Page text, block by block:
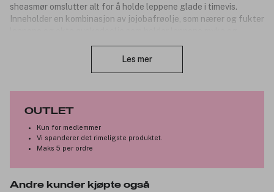
sheasmør omslutter alt for å holde leppene glade i timevis.
Inneholder en kombinasjon av jojobafrøolje, som nærer og fukter
fuktighet. Passer alle hudtyper.
Fuktighetsgivende med et hint av farge.
Florence by Mills ble skapt av kjærlighet av Millie Bobby Brown
(aka Mills) og handler om å definere våre egne vilkår til
skjønnhet. Florence By Mills gir deg hudpleie og sminke som er
Les mer
OUTLET
Kun for medlemmer
Vi spanderer det rimeligste produktet.
Maks 5 per ordre
Andre kunder kjøpte også